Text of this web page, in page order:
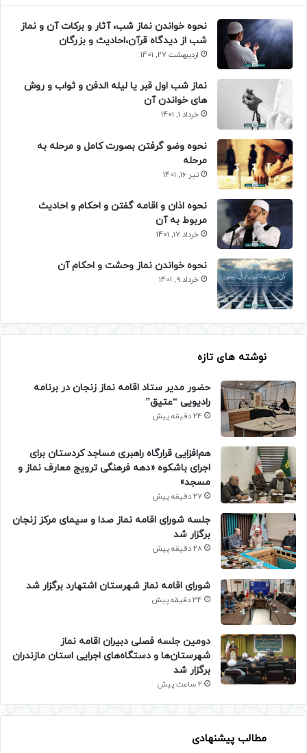
نحوه خواندن نماز شب، آثار و برکات آن و نماز
شب از دیدگاه قرآن،احادیث و بزرگان
اردیبهشت 27, 1401
نماز شب اول قبر یا لیله الدفن و ثواب و روش
های خواندن آن
خرداد 1, 1401
نحوه وضو گرفتن بصورت کامل و مرحله به
مرحله
تیر 16, 1401
نحوه اذان و اقامه گفتن و احکام و احادیث
مربوط به آن
خرداد 17, 1401
نحوه خواندن نماز وحشت و احکام آن
خرداد 9, 1401
نوشته های تازه
حضور مدیر ستاد اقامه نماز زنجان در برنامه
رادیویی “عتیق”
24 دقیقه پیش
هم‌افزایی قرارگاه راهبری مساجد کردستان برای
اجرای باشکوه «دهه فرهنگی ترویج معارف نماز و
مسجد»
27 دقیقه پیش
جلسه شورای اقامه نماز صدا و سیمای مرکز زنجان
برگزار شد
28 دقیقه پیش
شورای اقامه نماز شهرستان اشتهارد برگزار شد
34 دقیقه پیش
دومین جلسه فصلی دبیران اقامه نماز
شهرستان‌ها و دستگاه‌های اجرایی استان مازندران
برگزار شد
2 ساعت پیش
مطالب پیشنهادی